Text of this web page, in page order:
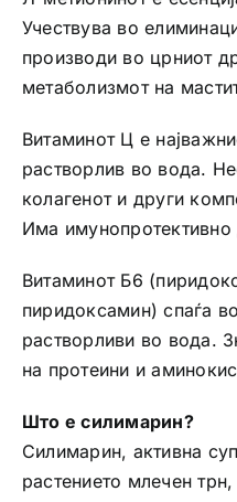
Учествува во
производи во црниот
метаболизмот на
Витаминот Ц е
растворлив во вода.
колагенот и други
Има имунопротективно
Витаминот Б6
пиридоксамин) спаѓа
растворливи во вода.
на протеини и
Што е силимарин?
Силимарин, активна
растението млечен